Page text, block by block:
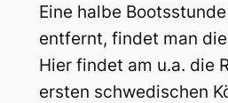
Eine halbe
entfernt, findet man
Hier findet am u.a. die
ersten schwedischen